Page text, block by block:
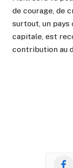
de courage, de
surtout, un pays
capitale, est
contribution au